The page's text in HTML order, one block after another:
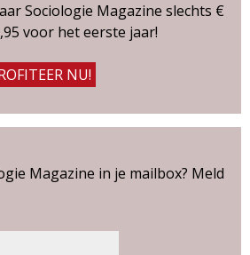
Sociologie Magazine slechts €
voor het eerste jaar!
NU!
Magazine in je mailbox? Meld